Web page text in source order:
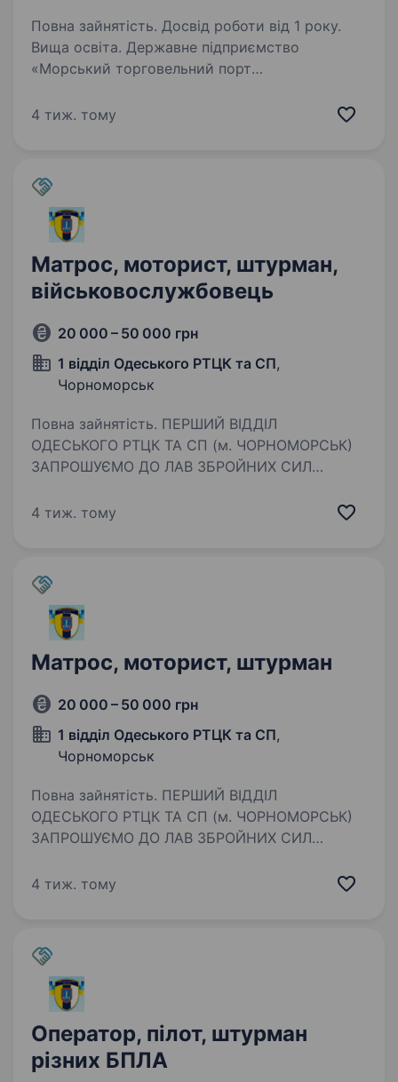
Повна зайнятість. Досвід роботи від 1 року.
Вища освіта. Державне підприємство
«Морський торговельний порт
змінного помічника капітана — змінного
4 тиж. тому
Матрос, моторист, штурман,
військовослужбовець
20 000 – 50 000 грн
1 відділ Одеського РТЦК та СП,
Чорноморськ
Повна зайнятість. ПЕРШИЙ ВІДДІЛ
ОДЕСЬКОГО РТЦК ТА СП (м. ЧОРНОМОРСЬК)
ЗАПРОШУЄМО ДО ЛАВ ЗБРОЙНИХ СИЛ
моторист, штурман, військовослужбовець
4 тиж. тому
Матрос, моторист, штурман
20 000 – 50 000 грн
1 відділ Одеського РТЦК та СП,
Чорноморськ
Повна зайнятість. ПЕРШИЙ ВІДДІЛ
ОДЕСЬКОГО РТЦК ТА СП (м. ЧОРНОМОРСЬК)
ЗАПРОШУЄМО ДО ЛАВ ЗБРОЙНИХ СИЛ
моторист, штурман Гарантуємо: Гідне
4 тиж. тому
Оператор, пілот, штурман
різних БПЛА